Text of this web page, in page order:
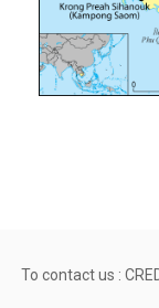
To contact us :